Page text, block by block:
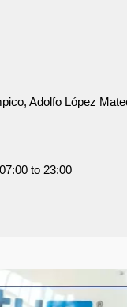
Adolfo López
to 23:00